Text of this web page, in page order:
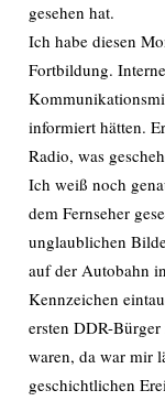
gesehen hat.
Ich habe diesen
Fortbildung.
informiert hätten.
Radio, was
Ich weiß noch
dem Fernseher
unglaublichen
auf der Autobahn
Kennzeichen
ersten DDR-
waren, da war mir
geschichtlichen